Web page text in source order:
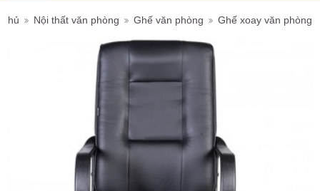
Trụ sở
chính:
chủ Nội thất văn phòng Ghế văn phòng Ghế xoay văn phòng